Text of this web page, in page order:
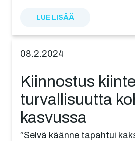
LUE LISÄÄ
08.2.2024
Kiinnos­tus
turval­li­suut­ta
kasvussa
”Selvä käänne tapahtui